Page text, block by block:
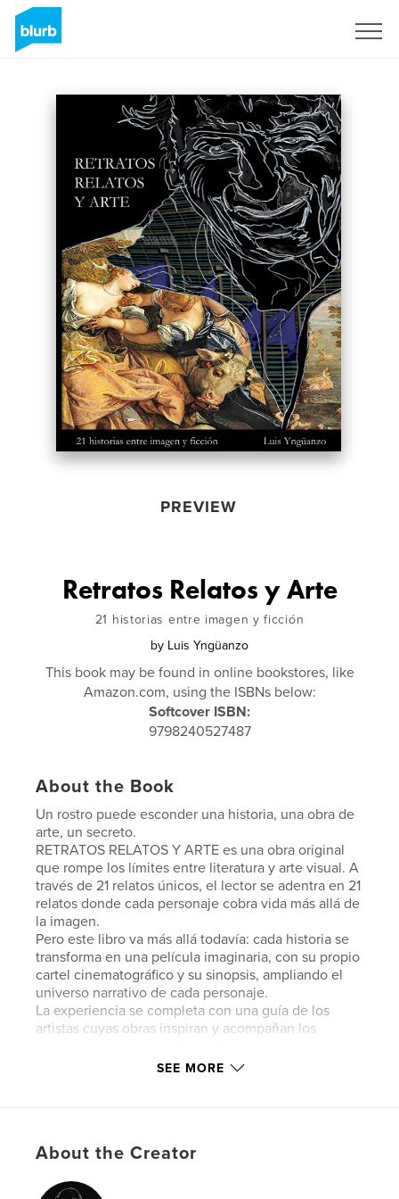
PREVIEW
Retratos Relatos y Arte
21 historias entre imagen y ficción
by Luis Yngüanzo
This book may be found in online bookstores, like
Amazon.com, using the ISBNs below:
Softcover ISBN:
9798240527487
About the Book
Un rostro puede esconder una historia, una obra de
arte, un secreto.
RETRATOS RELATOS Y ARTE es una obra original
que rompe los límites entre literatura y arte visual. A
través de 21 relatos únicos, el lector se adentra en 21
relatos donde cada personaje cobra vida más allá de
la imagen.
Pero este libro va más allá todavía: cada historia se
transforma en una película imaginaria, con su propio
cartel cinematográfico y su sinopsis, ampliando el
universo narrativo de cada personaje.
La experiencia se completa con una guía de los
artistas cuyas obras inspiran y acompañan los
clásico y ficción contemporánea.
Primary Category: Literary Fiction
Additional Categories
SEE MORE
About the Creator